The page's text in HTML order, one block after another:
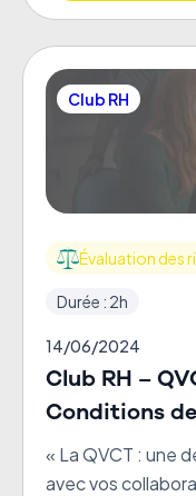
Club RH
Évaluation des
Durée : 2h
14/06/2024
Club RH –
Conditions
« La QVCT : une
avec vos